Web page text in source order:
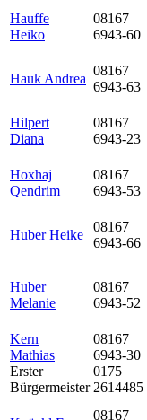
Hauffe
Heiko
08167
6943-60
Hauk Andrea
08167
6943-63
Hilpert
Diana
08167
6943-23
Hoxhaj
Qendrim
08167
6943-53
Huber Heike
08167
6943-66
Huber
Melanie
08167
6943-52
Kern
Mathias
Erster
Bürgermeister
08167
6943-30
0175
2614485
08167